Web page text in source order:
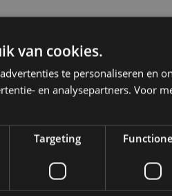
van cookies.
te personaliseren en
en analysepartners. Voor
Targeting